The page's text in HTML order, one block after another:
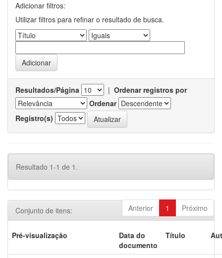
Adicionar filtros:
Utilizar filtros para refinar o resultado de busca.
Resultados/Página | Ordenar registros por
Ordenar
Registro(s)
Resultado 1-1 de 1.
Anterior 1 Próximo
Conjunto de itens:
Pré-visualização
Data do
documento
Título